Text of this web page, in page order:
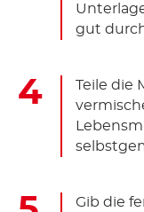
gut
Teile die
Gib die